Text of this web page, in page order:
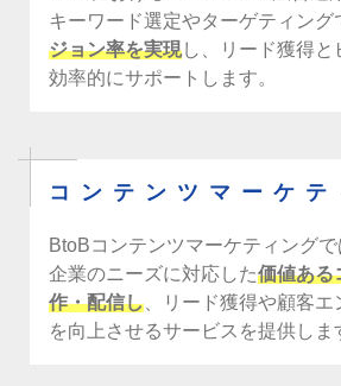
キーワード選定やターゲティング
ジョン率を実現し、リード獲得と
効率的にサポートします。
コンテンツマーケテ
BtoBコンテンツマーケティングで
企業のニーズに対応した価値ある
作・配信し 、リード獲得や顧客
を向上させるサービスを提供しま